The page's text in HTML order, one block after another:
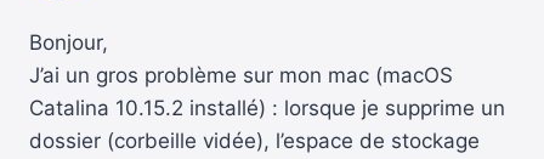
Bonjour,
J’ai un gros problème sur mon mac (macOS
Catalina 10.15.2 installé) : lorsque je supprime un
dossier (corbeille vidée), l’espace de stockage